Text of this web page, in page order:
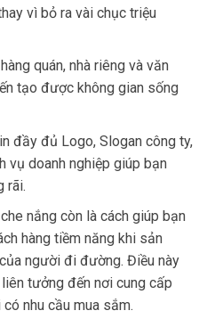
vì bỏ ra vài chục triệu
quán, nhà riêng và văn
tạo được không gian sống
đầy đủ Logo, Slogan công ty,
vụ doanh nghiệp giúp bạn
rãi.
nắng còn là cách giúp bạn
hàng tiềm năng khi sản
người đi đường. Điều này
tưởng đến nơi cung cấp
nhu cầu mua sắm.